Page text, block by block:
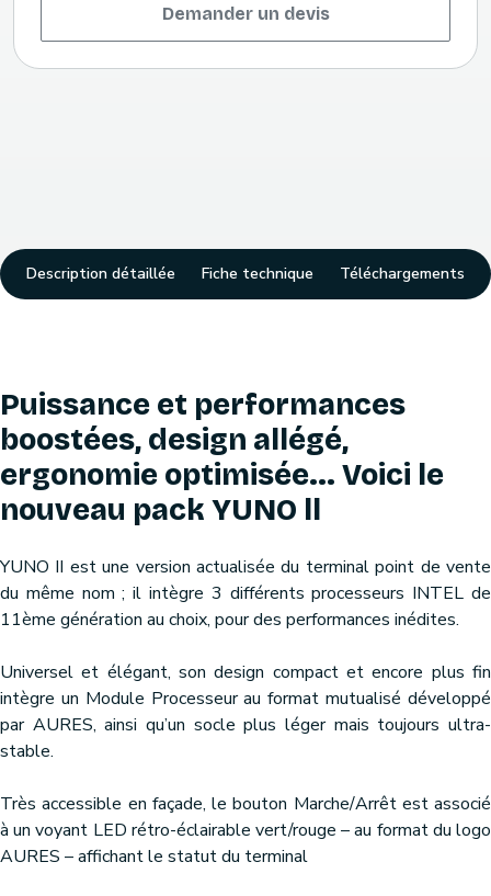
Demander un devis
Description détaillée Fiche technique Téléchargements
Puissance et performances
boostées, design allégé,
ergonomie optimisée... Voici le
nouveau pack YUNO ll
YUNO II est une version actualisée du terminal point de vente
du même nom ; il intègre 3 différents processeurs INTEL de
11ème génération au choix, pour des performances inédites.
Universel et élégant, son design compact et encore plus fin
intègre un Module Processeur au format mutualisé développé
par AURES, ainsi qu’un socle plus léger mais toujours ultra-
stable.
Très accessible en façade, le bouton Marche/Arrêt est associé
à un voyant LED rétro-éclairable vert/rouge – au format du logo
AURES – affichant le statut du terminal